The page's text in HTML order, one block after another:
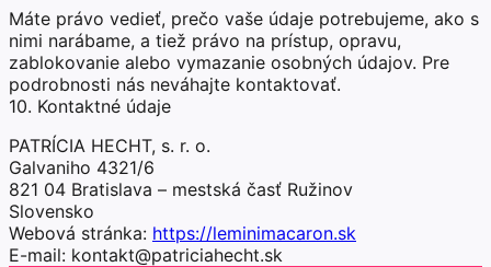
Máte právo vedieť, prečo vaše údaje potrebujeme, ako s
nimi narábame, a tiež právo na prístup, opravu,
zablokovanie alebo vymazanie osobných údajov. Pre
podrobnosti nás neváhajte kontaktovať.
10. Kontaktné údaje
PATRÍCIA HECHT, s. r. o.
Galvaniho 4321/6
821 04 Bratislava – mestská časť Ružinov
Slovensko
Webová stránka: https://leminimacaron.sk
E-mail: kontakt@patriciahecht.sk